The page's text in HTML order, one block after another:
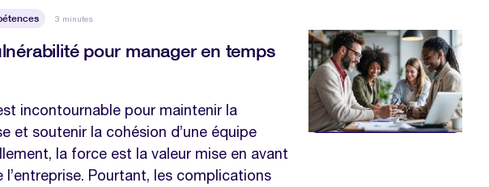
3 minutes
pour manager en temps
incontournable pour maintenir la
et soutenir la cohésion d’une équipe
la force est la valeur mise en avant
l’entreprise. Pourtant, les complications